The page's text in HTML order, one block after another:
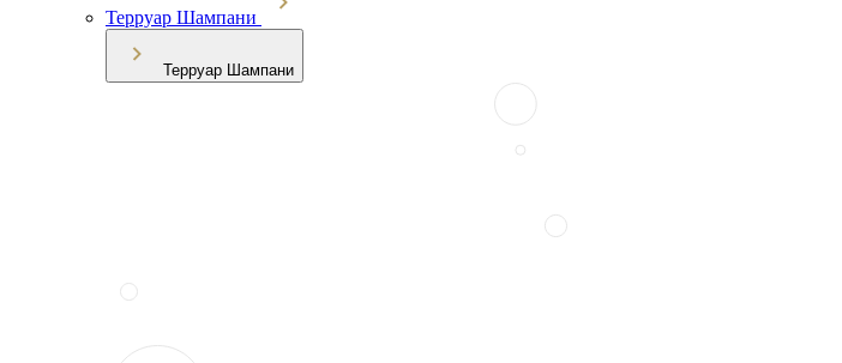
Терруар Шампани
Терруар Шампани